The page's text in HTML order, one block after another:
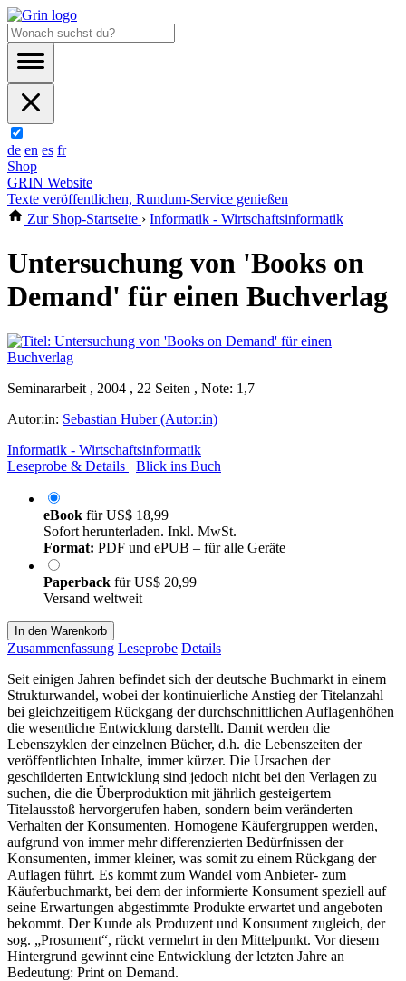
de en es fr
Shop
GRIN Website
Texte veröffentlichen, Rundum-Service genießen
Zur Shop-Startseite › Informatik - Wirtschaftsinformatik
Untersuchung von 'Books on
Demand' für einen Buchverlag
Seminararbeit , 2004 , 22 Seiten , Note: 1,7
Autor:in: Sebastian Huber (Autor:in)
Informatik - Wirtschaftsinformatik
Leseprobe & Details
Blick ins Buch
eBook fürUS$ 18,99
Sofort herunterladen. Inkl. MwSt.
Format: PDF und ePUB – für alle Geräte
Paperback fürUS$ 20,99
Versand weltweit
In den Warenkorb
Zusammenfassung Leseprobe Details
Seit einigen Jahren befindet sich der deutsche Buchmarkt in einem
Strukturwandel, wobei der kontinuierliche Anstieg der Titelanzahl
bei gleichzeitigem Rückgang der durchschnittlichen Auflagenhöhen
die wesentliche Entwicklung darstellt. Damit werden die
Lebenszyklen der einzelnen Bücher, d.h. die Lebenszeiten der
veröffentlichten Inhalte, immer kürzer. Die Ursachen der
geschilderten Entwicklung sind jedoch nicht bei den Verlagen zu
suchen, die die Überproduktion mit jährlich gesteigertem
Titelausstoß hervorgerufen haben, sondern beim veränderten
Verhalten der Konsumenten. Homogene Käufergruppen werden,
aufgrund von immer mehr differenzierten Bedürfnissen der
Konsumenten, immer kleiner, was somit zu einem Rückgang der
Auflagen führt. Es kommt zum Wandel vom Anbieter- zum
Käuferbuchmarkt, bei dem der informierte Konsument speziell auf
seine Erwartungen abgestimmte Produkte erwartet und angeboten
bekommt. Der Kunde als Produzent und Konsument zugleich, der
sog. „Prosument“, rückt vermehrt in den Mittelpunkt. Vor diesem
Hintergrund gewinnt eine Entwicklung der letzten Jahre an
Bedeutung: Print on Demand.